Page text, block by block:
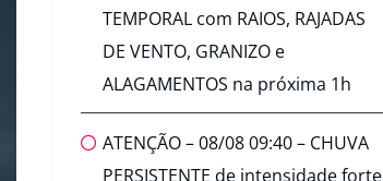
TEMPORAL com RAIOS, RAJADAS
DE VENTO, GRANIZO e
ALAGAMENTOS na próxima 1h
ATENÇÃO – 08/08 09:40 – CHUVA
PERSISTENTE de intensidade forte